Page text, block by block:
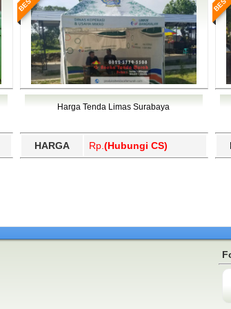
Harga Tenda Limas Surabaya
HARGA Rp. (Hubungi CS)